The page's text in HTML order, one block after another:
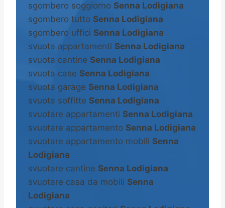
sgombero soggiorno Senna Lodigiana
sgombero tutto Senna Lodigiana
sgombero uffici Senna Lodigiana
svuota appartamenti Senna Lodigiana
svuota cantine Senna Lodigiana
svuota case Senna Lodigiana
svuota garage Senna Lodigiana
svuota soffitte Senna Lodigiana
svuotare appartamenti Senna Lodigiana
svuotare appartamento Senna Lodigiana
svuotare appartamento mobili Senna
Lodigiana
svuotare cantine Senna Lodigiana
svuotare casa da mobili Senna
Lodigiana